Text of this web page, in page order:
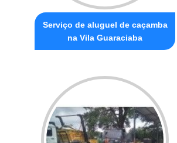
Serviço de aluguel de caçamba
na Vila Guaraciaba